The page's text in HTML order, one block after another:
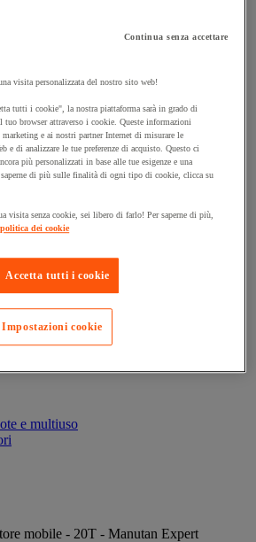
stradale
del carico
e da terrazzo
e multiuso
mobile - 20T - Manutan Expert
Continua senza accettare
visita personalizzata del nostro sito web!
tutti i cookie", la nostra piattaforma sarà in grado di
tuo browser attraverso i cookie. Queste informazioni
e ai nostri partner Internet di misurare le
e di analizzare le tue preferenze di acquisto. Questo ci
più personalizzati in base alle tue esigenze e una
di più sulle finalità di ogni tipo di cookie, clicca su
visita senza cookie, sei libero di farlo! Per saperne di più,
politica dei cookie
Accetta tutti i cookie
Impostazioni cookie